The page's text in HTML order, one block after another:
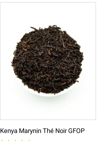
Kenya Marynin Thé Noir GFOP